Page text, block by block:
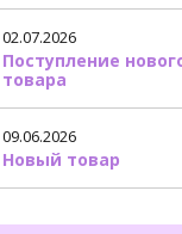
02.07.2026
Поступление
товара
09.06.2026
Новый товар